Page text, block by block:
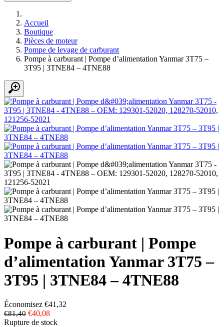
Accueil
Boutique
Pièces de moteur
Pompe de levage de carburant
Pompe à carburant | Pompe d’alimentation Yanmar 3T75 –
3T95 | 3TNE84 – 4TNE88
Pompe à carburant | Pompe
d’alimentation Yanmar 3T75 –
3T95 | 3TNE84 – 4TNE88
Économisez €41,32
€81,40 €40,08
Rupture de stock